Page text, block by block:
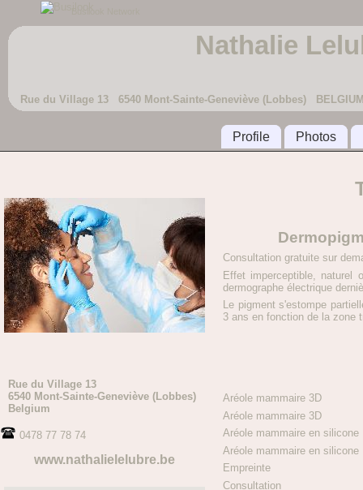
Nathalie
Rue du Village 13 6540 Mont-Sainte-Geneviève (Lobbes)
Profile Photos
Rue du Village 13
6540 Mont-Sainte-Geneviève (Lobbes)
Belgium
0478 77 78 74
www.nathalielelubre.be
Consultation gratuite sur
Effet imperceptible, naturel
dermographe électrique
Le pigment s'estompe
3 ans en fonction de la zone
Aréole mammaire 3D
Aréole mammaire 3D
Aréole mammaire en
Aréole mammaire en
Empreinte
Consultation 30€ (à